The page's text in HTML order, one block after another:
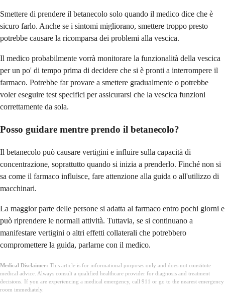
Smettere di prendere il betanecolo solo quando il medico dice che è
sicuro farlo. Anche se i sintomi migliorano, smettere troppo presto
potrebbe causare la ricomparsa dei problemi alla vescica.
Il medico probabilmente vorrà monitorare la funzionalità della vescica
per un po' di tempo prima di decidere che si è pronti a interrompere il
farmaco. Potrebbe far provare a smettere gradualmente o potrebbe
voler eseguire test specifici per assicurarsi che la vescica funzioni
correttamente da sola.
Posso guidare mentre prendo il betanecolo?
Il betanecolo può causare vertigini e influire sulla capacità di
concentrazione, soprattutto quando si inizia a prenderlo. Finché non si
sa come il farmaco influisce, fare attenzione alla guida o all'utilizzo di
macchinari.
La maggior parte delle persone si adatta al farmaco entro pochi giorni e
può riprendere le normali attività. Tuttavia, se si continuano a
manifestare vertigini o altri effetti collaterali che potrebbero
compromettere la guida, parlarne con il medico.
Medical Disclaimer: This article is for informational purposes only and does not constitute
medical advice. Always consult a qualified healthcare provider for diagnosis and treatment
decisions. If you are experiencing a medical emergency, call 911 or go to the nearest emergency
room immediately.